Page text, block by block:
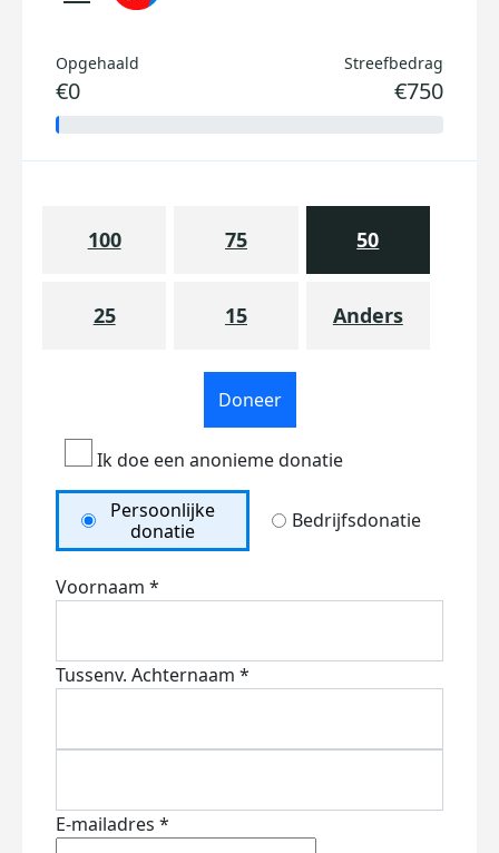
Opgehaald
€0
Streefbedrag
€750
100 75 50
25 15 Anders
Doneer
Ik doe een anonieme donatie
Persoonlijke
donatie
Bedrijfsdonatie
Voornaam *
Tussenv. Achternaam *
E-mailadres *